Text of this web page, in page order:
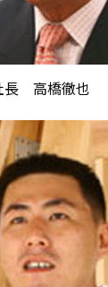
長 高橋徹也